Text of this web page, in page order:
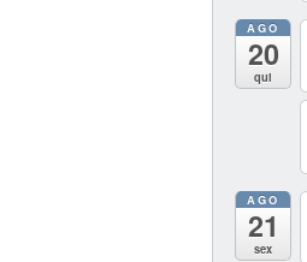
AGO
20
qui
AGO
21
sex